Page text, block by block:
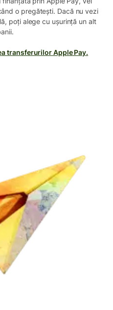
o pregătești. Dacă nu vezi
poți alege cu ușurință un alt
transferurilor Apple Pay.